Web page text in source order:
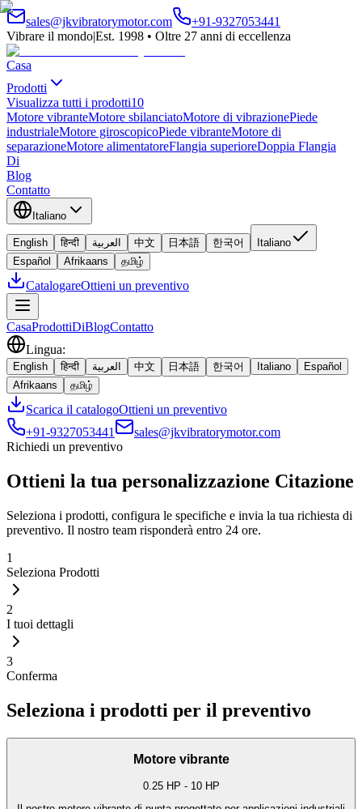
sales@jkvibratorymotor.com
+91-9327053441
Vibrare il mondo|Est. 1998 • Oltre 27 anni di eccellenza
Casa
Prodotti
Visualizza tutti i prodotti10
Motore vibranteMotore sbilanciatoMotore di vibrazionePiede
industrialeMotore giroscopicoPiede vibranteMotore di
separazioneMotore alimentatoreFlangia superioreDoppia Flangia
Di
Blog
Contatto
Italiano
English हिन्दी العربية 中文 日本語 한국어
Italiano
Español
Afrikaans தமிழ்
CatalogareOttieni un preventivo
CasaProdottiDiBlogContatto
Lingua:
English हिन्दी العربية 中文 日本語 한국어 Italiano
Español
Afrikaans
தமிழ்
Scarica il catalogoOttieni un preventivo
+91-9327053441
sales@jkvibratorymotor.com
Richiedi un preventivo
Ottieni la tua personalizzazione Citazione
Seleziona i prodotti, configura le specifiche e invia la tua richiesta di
preventivo. Il nostro team risponderà entro 24 ore.
1
Seleziona Prodotti
2
I tuoi dettagli
3
Conferma
Seleziona i prodotti per il preventivo
Motore vibrante
0.25 HP - 10 HP